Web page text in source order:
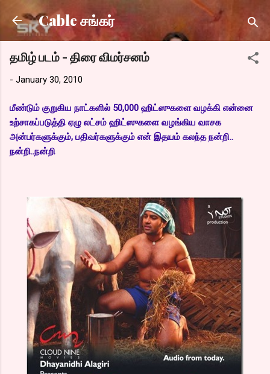
Skip to main content
Cable சங்கர்
தமிழ் படம் - திரை விமர்சனம்
- January 30, 2010
மீண்டும் குறுகிய நாட்களில் 50,000 ஹிட்ஸுகளை வழக்கி என்னை
உற்சாகப்படுத்தி ஏழு லட்சம் ஹிட்ஸுகளை வழங்கிய வாசக
அன்பர்களுக்கும், பதிவர்களுக்கும் என் இதயம் கலந்த நன்றி..
நன்றி..நன்றி